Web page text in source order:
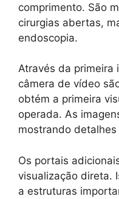
comprimento. São
cirurgias abertas,
endoscopia.
Através da primeira
câmera de vídeo
obtém a primeira
operada. As
mostrando
Os portais
visualização direta.
a estruturas